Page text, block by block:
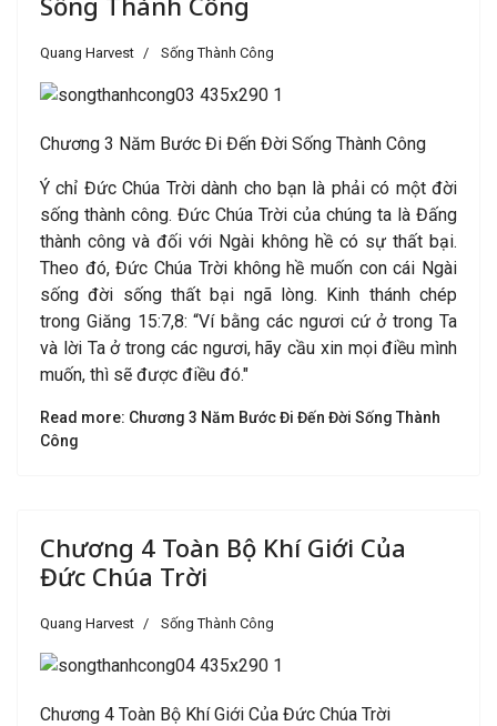
Quang Harvest Sống Thành Công
Chương 3 Năm Bước Đi Đến Đời Sống Thành Công
Ý chỉ Đức Chúa Trời dành cho bạn là phải có một đời
sống thành công. Đức Chúa Trời của chúng ta là Đấng
thành công và đối với Ngài không hề có sự thất bại.
Theo đó, Đức Chúa Trời không hề muốn con cái Ngài
sống đời sống thất bại ngã lòng. Kinh thánh chép
trong Giăng 15:7,8: “Ví bằng các ngươi cứ ở trong Ta
và lời Ta ở trong các ngươi, hãy cầu xin mọi điều mình
muốn, thì sẽ được điều đó."
Read more: Chương 3 Năm Bước Đi Đến Đời Sống Thành
Công
Chương 4 Toàn Bộ Khí Giới Của
Đức Chúa Trời
Quang Harvest Sống Thành Công
Chương 4 Toàn Bộ Khí Giới Của Đức Chúa Trời